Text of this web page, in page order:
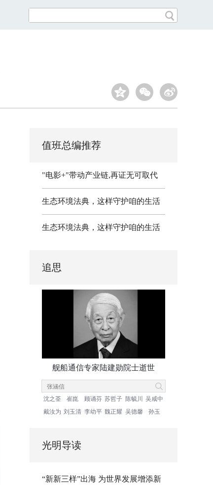
值班总编推荐
"电影+"带动产业链,再证无可取代
生态环境法典，这样守护咱的生活
生态环境法典，这样守护咱的生活
追思
舰船通信专家陆建勋院士逝世
沈之荃 崔崑 顾诵芬 苏哲子 陈毓川
吴咸中
戴汝为 刘玉清 李幼平 魏正耀 吴德馨 孙玉
光明导读
“新新三样”出海 为世界发展增添新